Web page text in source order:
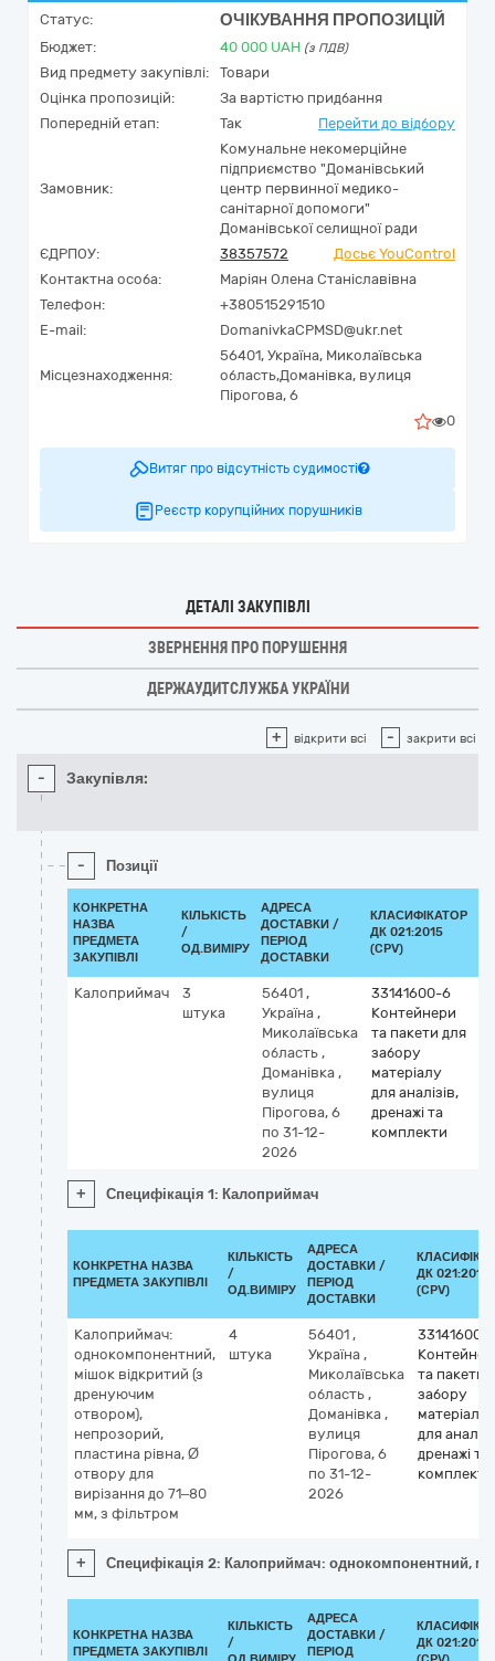
Статус: ОЧІКУВАННЯ ПРОПОЗИЦІЙ
Бюджет: 40 000 UAH (з ПДВ)
Вид предмету закупівлі:
Товари
Оцінка пропозицій:
За вартістю придбання
Попередній етап:
Так Перейти до відбору
Замовник:
Комунальне некомерційне
підприємство "Доманівський
центр первинної медико-
санітарної допомоги"
Доманівської селищної ради
ЄДРПОУ:
38357572
Досьє YouControl
Контактна особа:
Маріян Олена Станіславівна
Телефон:
+380515291510
E-mail:
DomanivkaCPMSD@ukr.net
Місцезнаходження:
56401, Україна, Миколаївська
область,Доманівка, вулиця
Пірогова, 6
0
Витяг про відсутність судимості
Реєстр корупційних порушників
ДЕТАЛІ ЗАКУПІВЛІ
ЗВЕРНЕННЯ ПРО ПОРУШЕННЯ
ДЕРЖАУДИТСЛУЖБА УКРАЇНИ
+ відкрити всі - закрити всі
- Закупівля:
- Позиції
КОНКРЕТНА
НАЗВА
ПРЕДМЕТА
ЗАКУПІВЛІ
КІЛЬКІСТЬ
/
ОД.ВИМІРУ
АДРЕСА
ДОСТАВКИ /
ПЕРІОД
ДОСТАВКИ
КЛАСИФІКАТОР
ДК 021:2015
(CPV)
Калоприймач
3
штука
56401 ,
Україна ,
Миколаївська
область ,
Доманівка ,
вулиця
Пірогова, 6
по 31-12-
2026
33141600-6
Контейнери
та пакети для
забору
матеріалу
для аналізів,
дренажі та
комплекти
+ Специфікація 1: Калоприймач
КОНКРЕТНА НАЗВА
ПРЕДМЕТА ЗАКУПІВЛІ
КІЛЬКІСТЬ
/
ОД.ВИМІРУ
АДРЕСА
ДОСТАВКИ /
ПЕРІОД
ДОСТАВКИ
ДК 021:2015
(CPV)
Калоприймач:
однокомпонентний,
мішок відкритий (з
дренуючим
отвором),
непрозорий,
пластина рівна, Ø
отвору для
вирізання до 71–80
мм, з фільтром
4
штука
56401 ,
Україна ,
Миколаївська
область ,
Доманівка ,
вулиця
Пірогова, 6
по 31-12-
2026
33141600-
та пакети
забору
матеріалу
для
дренажі та
комплекти
+ Специфікація 2: Калоприймач: однокомпонентний,
КОНКРЕТНА НАЗВА
ПРЕДМЕТА ЗАКУПІВЛІ
КІЛЬКІСТЬ
/
АДРЕСА
ДОСТАВКИ /
ПЕРІОД
ДК 021:2015